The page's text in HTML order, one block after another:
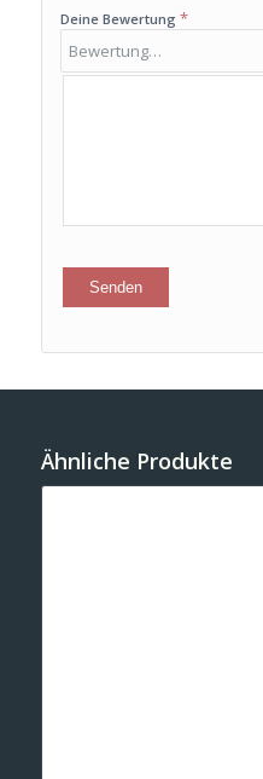
Deine Bewertung *
Ähnliche Produkte